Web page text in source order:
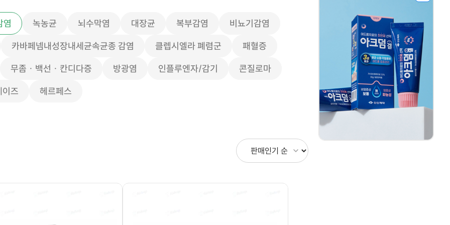
염 녹농균 뇌수막염 대장균 복부감염
비뇨기감염
카바페넴내성장내세균속균종 감염
클렙시엘라 폐렴군
패혈증
무좀 · 백선 · 칸디다증
방광염 인플루엔자/감기
콘질로마
즈
헤르페스